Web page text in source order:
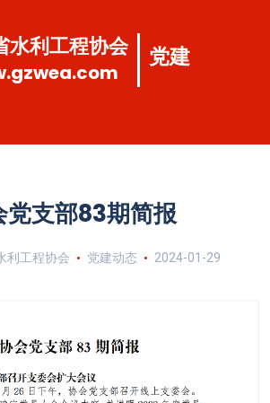
水利工程协会 党建
党支部83期简报
利工程协会 党建动态 2024-01-29